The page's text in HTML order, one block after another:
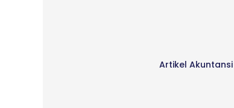
Artikel Akuntansi